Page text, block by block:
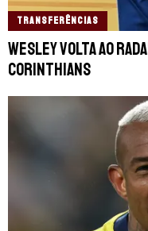
TRANSFERÊNCIAS
Wesley volta ao
Corinthians